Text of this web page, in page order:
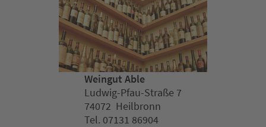
Weingut Able
Ludwig-Pfau-Straße 7
74072 Heilbronn
Tel. 07131 86904